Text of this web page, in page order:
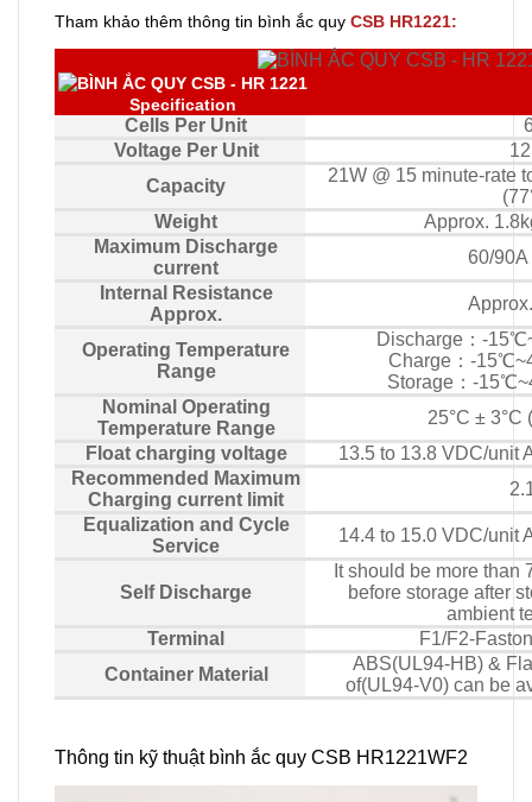
Tham khảo thêm thông tin bình ắc quy CSB HR1221:
Specification
Cells Per Unit
Voltage Per Unit
Capacity
21W @ 15 minute-rate
Weight
Approx.
Maximum Discharge
current
60/90A
Internal Resistance
Approx.
Operating Temperature
Range
Discharge：-
Charge：-
Storage：-
Nominal Operating
Temperature Range
25°C ± 3°C
Float charging voltage
13.5 to 13.8 VDC/unit
Recommended Maximum
Charging current limit
Equalization and Cycle
Service
14.4 to 15.0 VDC/unit
Self Discharge
It should be more than
before storage after
ambient
Terminal
F1/F2-
Container Material
ABS(UL94-HB) &
of(UL94-V0) can be
Thông tin kỹ thuật bình ắc quy CSB HR1221WF2